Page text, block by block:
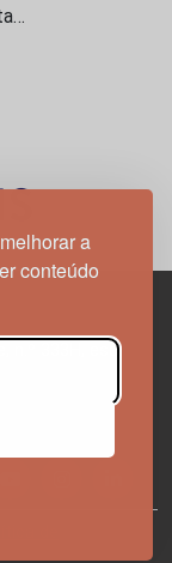
a
conteúdo
n.º 333H, esc.